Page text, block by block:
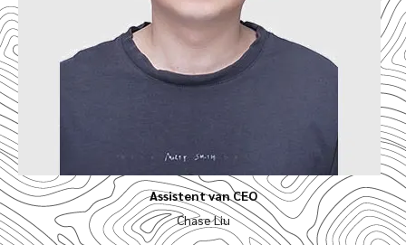
Assistent van CEO
Chase Liu